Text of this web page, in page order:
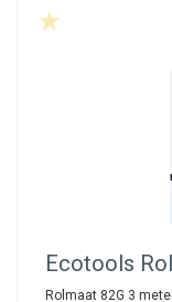
Ecotools
Rolmaat 82G 3